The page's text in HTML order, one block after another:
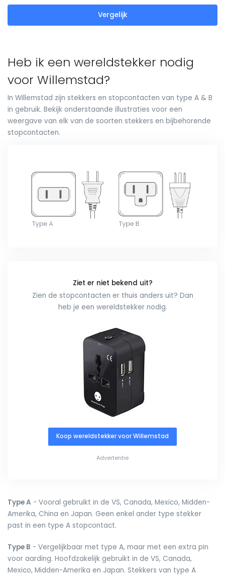
Vergelijk
Heb ik een wereldstekker nodig
voor Willemstad?
In Willemstad zijn stekkers en stopcontacten van type A & B
in gebruik. Bekijk onderstaande illustraties voor een
weergave van elk van de soorten stekkers en bijbehorende
stopcontacten.
Ziet er niet bekend uit?
Zien de stopcontacten er thuis anders uit? Dan
heb je een wereldstekker nodig.
Koop wereldstekker voor Willemstad
Advertentie
Type A - Vooral gebruikt in de VS, Canada, Mexico, Midden-
Amerika, China en Japan. Geen enkel ander type stekker
past in een type A stopcontact.
Type B - Vergelijkbaar met type A, maar met een extra pin
voor aarding. Hoofdzakelijk gebruikt in de VS, Canada,
Mexico, Midden-Amerika en Japan. Stekkers van type A